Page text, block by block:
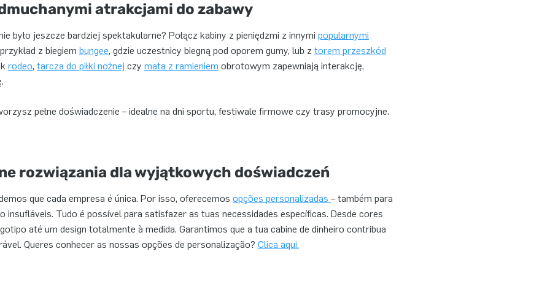
atrakcjami do zabawy
było jeszcze bardziej spektakularne? Połącz kabiny z pieniędzmi z innymi popularnymi
z biegiem bungee, gdzie uczestnicy biegną pod oporem gumy, lub z torem przeszkód
rodeo, tarcza do piłki nożnej czy mata z ramieniem obrotowym zapewniają interakcję,
pełne doświadczenie – idealne na dni sportu, festiwale firmowe czy trasy promocyjne.
rozwiązania dla wyjątkowych doświadczeń
que cada empresa é única. Por isso, oferecemos opções personalizadas – também para
insufláveis. Tudo é possível para satisfazer as tuas necessidades específicas. Desde cores
até um design totalmente à medida. Garantimos que a tua cabine de dinheiro contribua
Queres conhecer as nossas opções de personalização? Clica aqui.